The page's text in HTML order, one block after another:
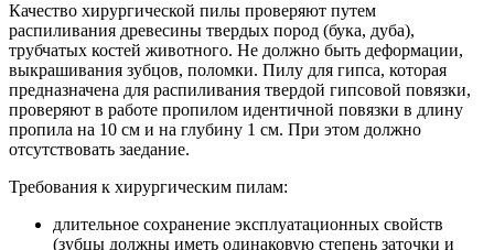
Качество хирургической пилы проверяют путем
распиливания древесины твердых пород (бука, дуба),
трубчатых костей животного. Не должно быть деформации,
выкрашивания зубцов, поломки. Пилу для гипса, которая
предназначена для распиливания твердой гипсовой повязки,
проверяют в работе пропилом идентичной повязки в длину
пропила на 10 см и на глубину 1 см. При этом должно
отсутствовать заедание.
Требования к хирургическим пилам:
длительное сохранение эксплуатационных свойств
(зубцы должны иметь одинаковую степень заточки и